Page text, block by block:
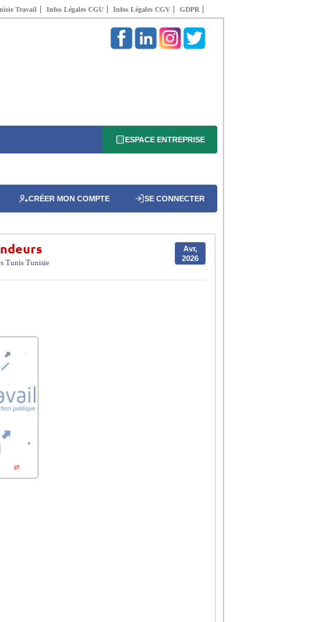
Travail Infos Légales CGU Infos Légales CGV GDPR
ESPACE ENTREPRISE
CRÉER MON COMPTE SE CONNECTER
Avr,
2026
Tunis Tunisie